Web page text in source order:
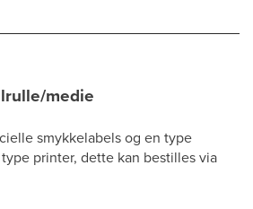
medie
smykkelabels og en type
printer, dette kan bestilles via